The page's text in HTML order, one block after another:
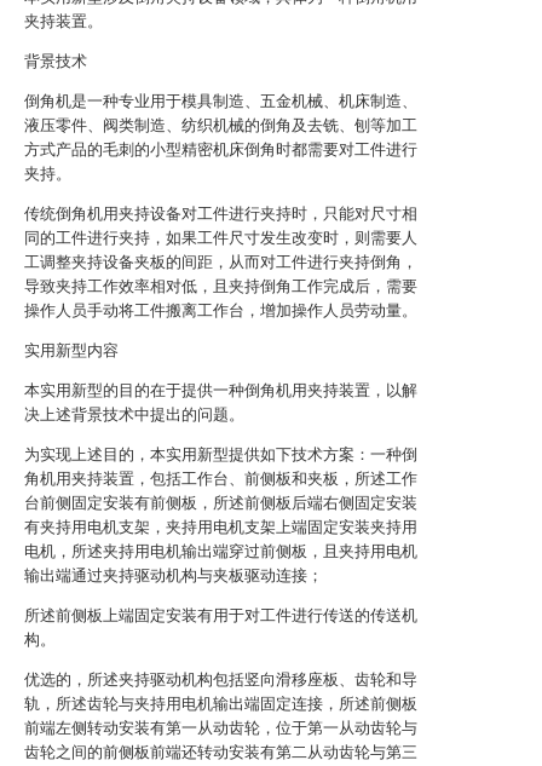
夹持装置。
背景技术
倒角机是一种专业用于模具制造、五金机械、机床制造、
液压零件、阀类制造、纺织机械的倒角及去铣、刨等加工
方式产品的毛刺的小型精密机床倒角时都需要对工件进行
夹持。
传统倒角机用夹持设备对工件进行夹持时，只能对尺寸相
同的工件进行夹持，如果工件尺寸发生改变时，则需要人
工调整夹持设备夹板的间距，从而对工件进行夹持倒角，
导致夹持工作效率相对低，且夹持倒角工作完成后，需要
操作人员手动将工件搬离工作台，增加操作人员劳动量。
实用新型内容
本实用新型的目的在于提供一种倒角机用夹持装置，以解
决上述背景技术中提出的问题。
为实现上述目的，本实用新型提供如下技术方案：一种倒
角机用夹持装置，包括工作台、前侧板和夹板，所述工作
台前侧固定安装有前侧板，所述前侧板后端右侧固定安装
有夹持用电机支架，夹持用电机支架上端固定安装夹持用
电机，所述夹持用电机输出端穿过前侧板，且夹持用电机
输出端通过夹持驱动机构与夹板驱动连接；
所述前侧板上端固定安装有用于对工件进行传送的传送机
构。
优选的，所述夹持驱动机构包括竖向滑移座板、齿轮和导
轨，所述齿轮与夹持用电机输出端固定连接，所述前侧板
前端左侧转动安装有第一从动齿轮，位于第一从动齿轮与
齿轮之间的前侧板前端还转动安装有第二从动齿轮与第三